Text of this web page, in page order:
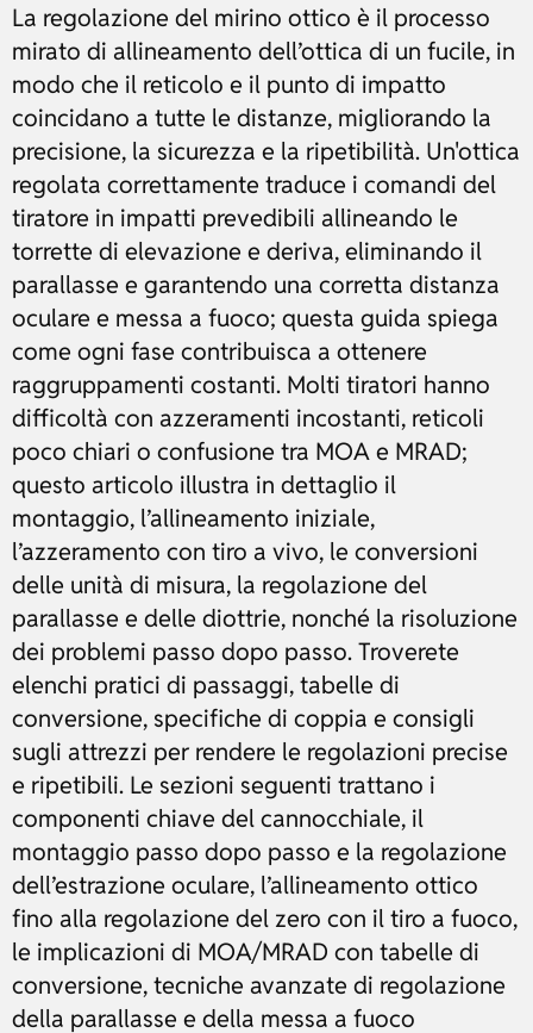
La regolazione del mirino ottico è il processo
mirato di allineamento dell’ottica di un fucile, in
modo che il reticolo e il punto di impatto
coincidano a tutte le distanze, migliorando la
precisione, la sicurezza e la ripetibilità. Un'ottica
regolata correttamente traduce i comandi del
tiratore in impatti prevedibili allineando le
torrette di elevazione e deriva, eliminando il
parallasse e garantendo una corretta distanza
oculare e messa a fuoco; questa guida spiega
come ogni fase contribuisca a ottenere
raggruppamenti costanti. Molti tiratori hanno
difficoltà con azzeramenti incostanti, reticoli
poco chiari o confusione tra MOA e MRAD;
questo articolo illustra in dettaglio il
montaggio, l’allineamento iniziale,
l’azzeramento con tiro a vivo, le conversioni
delle unità di misura, la regolazione del
parallasse e delle diottrie, nonché la risoluzione
dei problemi passo dopo passo. Troverete
elenchi pratici di passaggi, tabelle di
conversione, specifiche di coppia e consigli
sugli attrezzi per rendere le regolazioni precise
e ripetibili. Le sezioni seguenti trattano i
componenti chiave del cannocchiale, il
montaggio passo dopo passo e la regolazione
dell’estrazione oculare, l’allineamento ottico
fino alla regolazione del zero con il tiro a fuoco,
le implicazioni di MOA/MRAD con tabelle di
conversione, tecniche avanzate di regolazione
della parallasse e della messa a fuoco